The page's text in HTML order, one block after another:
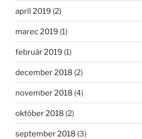
apríl 2019 (2)
marec 2019 (1)
február 2019 (1)
december 2018 (2)
november 2018 (4)
október 2018 (2)
september 2018 (3)